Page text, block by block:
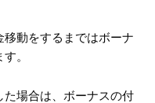
移動をするまではボーナ
。
た場合は、ボーナスの付